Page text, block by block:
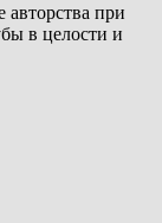
авторства при
в целости и